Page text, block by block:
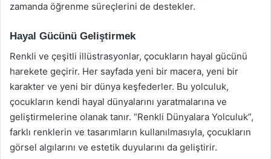
zamanda öğrenme süreçlerini de destekler.
Hayal Gücünü Geliştirmek
Renkli ve çeşitli illüstrasyonlar, çocukların hayal gücünü
harekete geçirir. Her sayfada yeni bir macera, yeni bir
karakter ve yeni bir dünya keşfederler. Bu yolculuk,
çocukların kendi hayal dünyalarını yaratmalarına ve
geliştirmelerine olanak tanır. “Renkli Dünyalara Yolculuk”,
farklı renklerin ve tasarımların kullanılmasıyla, çocukların
görsel algılarını ve estetik duyularını da geliştirir.